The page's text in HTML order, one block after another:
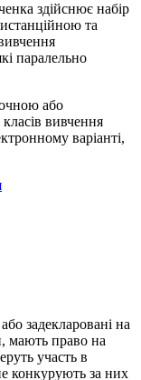
здійснює набір
та
паралельно
або
вивчення
варіанті,
“НАБІР
навчання,
вивчення
УКРАЇНОЗНАВЧОГО
задекларовані на
мають право на
участь в
конкурують за них